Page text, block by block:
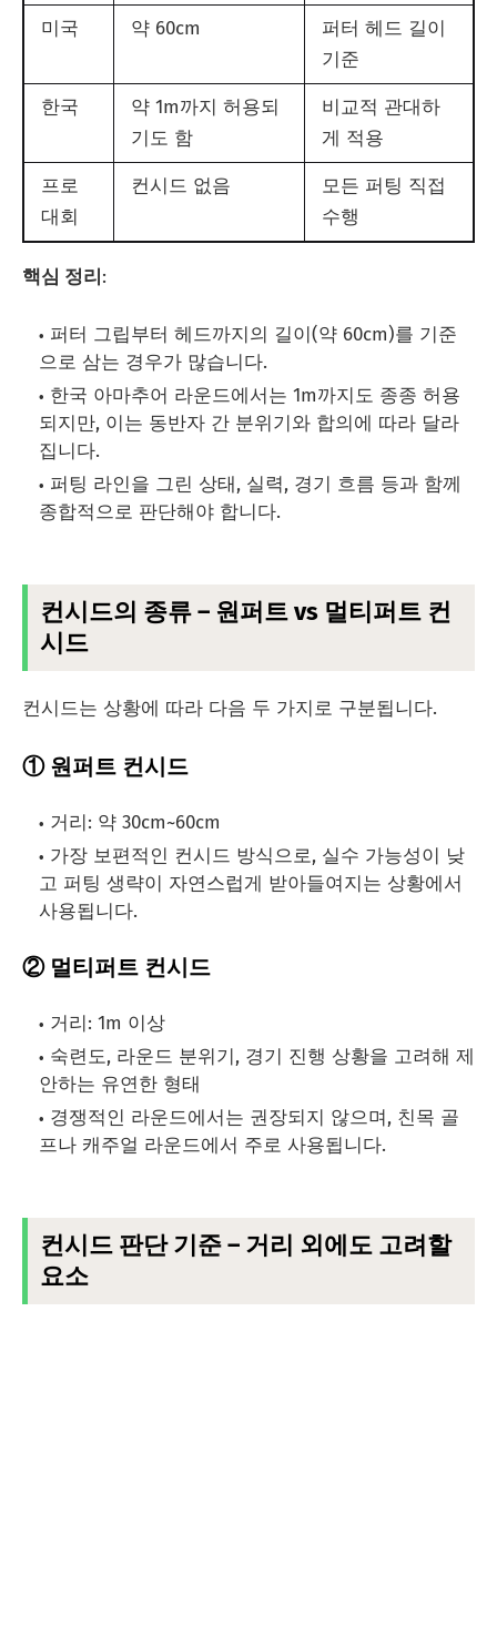
미국 약 60cm
퍼터 헤드 길이
기준
한국
약 1m까지 허용되
기도 함
비교적 관대하
게 적용
프로
대회
컨시드 없음
모든 퍼팅 직접
수행
핵심 정리:
퍼터 그립부터 헤드까지의 길이(약 60cm)를 기준
으로 삼는 경우가 많습니다.
한국 아마추어 라운드에서는 1m까지도 종종 허용
되지만, 이는 동반자 간 분위기와 합의에 따라 달라
집니다.
퍼팅 라인을 그린 상태, 실력, 경기 흐름 등과 함께
종합적으로 판단해야 합니다.
컨시드의 종류 – 원퍼트 vs 멀티퍼트 컨
시드
컨시드는 상황에 따라 다음 두 가지로 구분됩니다.
① 원퍼트 컨시드
거리: 약 30cm~60cm
가장 보편적인 컨시드 방식으로, 실수 가능성이 낮
고 퍼팅 생략이 자연스럽게 받아들여지는 상황에서
사용됩니다.
② 멀티퍼트 컨시드
거리: 1m 이상
숙련도, 라운드 분위기, 경기 진행 상황을 고려해 제
안하는 유연한 형태
경쟁적인 라운드에서는 권장되지 않으며, 친목 골
프나 캐주얼 라운드에서 주로 사용됩니다.
컨시드 판단 기준 – 거리 외에도 고려할
요소